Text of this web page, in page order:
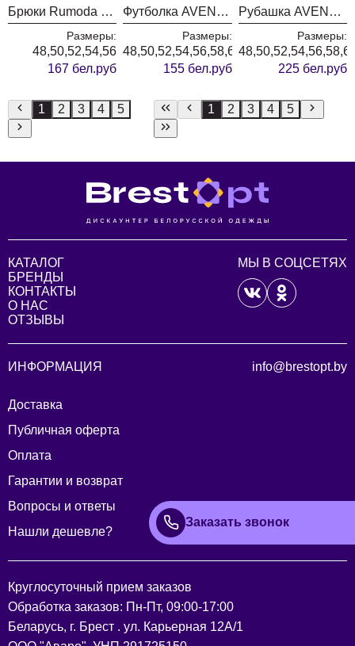
Брюки Rumoda 2289 черные
Размеры:
48,50,52,54,56
167 бел.руб
Футболка AVENUE 0339-1
Размеры:
48,50,52,54,56,58,60,62,64,66,68,70,72
155 бел.руб
Рубашка AVENUE 0321-3
Размеры:
225 бел.руб
1 2 3 4 5 1 2 3 4 5
КАТАЛОГ
БРЕНДЫ
КОНТАКТЫ
О НАС
ОТЗЫВЫ
МЫ В СОЦСЕТЯХ
ИНФОРМАЦИЯ
Доставка
Публичная оферта
Оплата
Гарантии и возврат
Вопросы и ответы
Нашли дешевле?
info@brestopt.by
Заказать звонок
Круглосуточный прием заказов
Обработка заказов: Пн-Пт, 09:00-17:00
Беларусь, г. Брест . ул. Карьерная 12А/1